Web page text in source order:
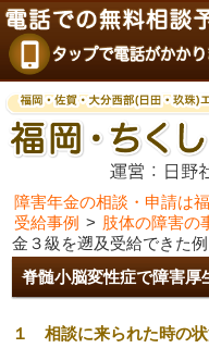
障害年金の相談・申請は
受給事例 > 肢体の障害の
金３級を遡及受給できた例
脊髄小脳変性症で障害厚
１ 相談に来られた時の